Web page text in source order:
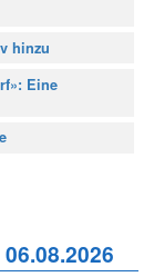
hinzu
Eine